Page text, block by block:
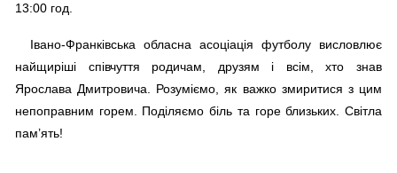
13:00 год.
Івано-Франківська обласна асоціація футболу висловлює
найщиріші співчуття родичам, друзям і всім, хто знав
Ярослава Дмитровича. Розуміємо, як важко змиритися з цим
непоправним горем. Поділяємо біль та горе близьких. Світла
пам’ять!